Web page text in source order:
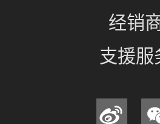
经销
支援服